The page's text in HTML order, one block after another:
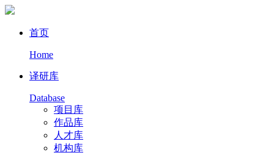
首页
Home
译研库
Database
项目库
作品库
人才库
机构库